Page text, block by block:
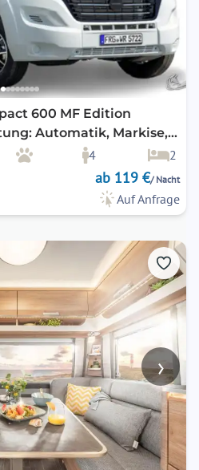
600 MF Edition
SAT-TV uvm.
4
2
ab 119 €/ Nacht
Auf Anfrage
›